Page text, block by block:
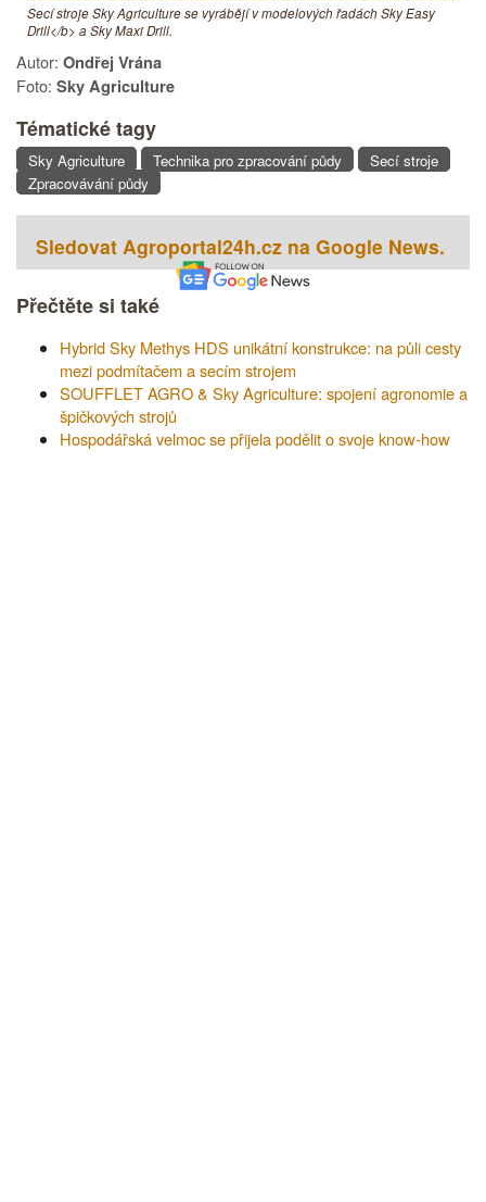
Secí stroje Sky Agriculture se vyrábějí v modelových řadách Sky Easy
Drill</b> a Sky Maxi Drill.
Autor: Ondřej Vrána
Foto: Sky Agriculture
Tématické tagy
Sky Agriculture Technika pro zpracování půdy
Secí stroje
Zpracovávání půdy
Sledovat Agroportal24h.cz na Google News.
Přečtěte si také
Hybrid Sky Methys HDS unikátní konstrukce: na půli cesty
mezi podmítačem a secím strojem
SOUFFLET AGRO & Sky Agriculture: spojení agronomie a
špičkových strojů
Hospodářská velmoc se přijela podělit o svoje know-how